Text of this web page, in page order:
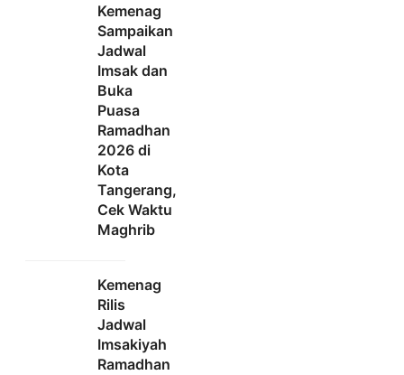
Kemenag
Sampaikan
Jadwal
Imsak dan
Buka
Puasa
Ramadhan
2026 di
Kota
Tangerang,
Cek Waktu
Maghrib
Kemenag
Rilis
Jadwal
Imsakiyah
Ramadhan